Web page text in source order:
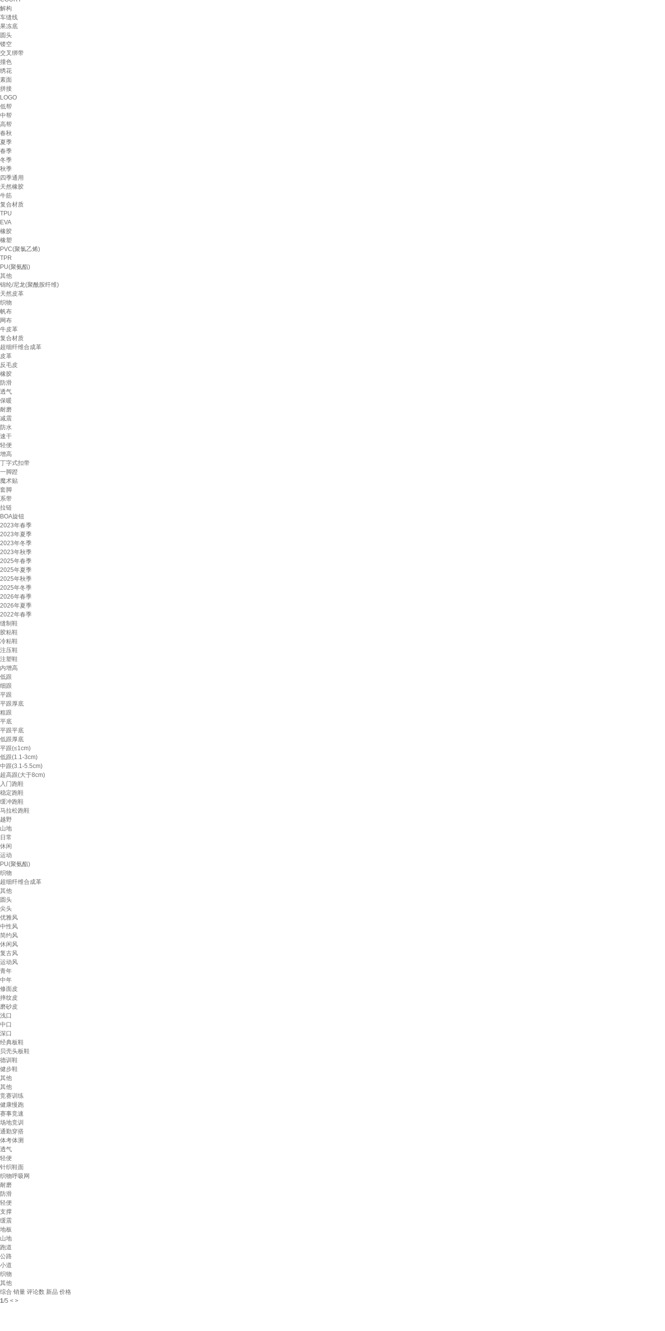
解构
车缝线
果冻底
圆头
镂空
交叉绑带
撞色
绣花
素面
拼接
LOGO
低帮
中帮
高帮
春秋
夏季
春季
冬季
秋季
四季通用
天然橡胶
牛筋
复合材质
TPU
EVA
橡胶
橡塑
PVC(聚氯乙烯)
TPR
PU(聚氨酯)
其他
锦纶/尼龙(聚酰胺纤维)
天然皮革
织物
帆布
网布
牛皮革
复合材质
超细纤维合成革
皮革
反毛皮
橡胶
防滑
透气
保暖
耐磨
减震
防水
速干
轻便
增高
丁字式扣带
一脚蹬
魔术贴
套脚
系带
拉链
BOA旋钮
2023年春季
2023年夏季
2023年冬季
2023年秋季
2025年春季
2025年夏季
2025年秋季
2025年冬季
2026年春季
2026年夏季
2022年春季
缝制鞋
胶粘鞋
冷粘鞋
注压鞋
注塑鞋
内增高
低跟
细跟
平跟
平跟厚底
粗跟
平底
平跟平底
低跟厚底
平跟(≤1cm)
低跟(1.1-3cm)
中跟(3.1-5.5cm)
超高跟(大于8cm)
入门跑鞋
稳定跑鞋
缓冲跑鞋
马拉松跑鞋
越野
山地
日常
休闲
运动
PU(聚氨酯)
织物
超细纤维合成革
其他
圆头
尖头
优雅风
中性风
简约风
休闲风
复古风
运动风
青年
中年
修面皮
摔纹皮
磨砂皮
浅口
中口
深口
经典板鞋
贝壳头板鞋
德训鞋
健步鞋
其他
其他
竞赛训练
健康慢跑
赛事竞速
场地竞训
通勤穿搭
体考体测
透气
轻便
针织鞋面
织物呼吸网
耐磨
防滑
轻便
支撑
缓震
地板
山地
跑道
公路
小道
织物
其他
综合 销量 评论数 新品 价格
1/5 < >